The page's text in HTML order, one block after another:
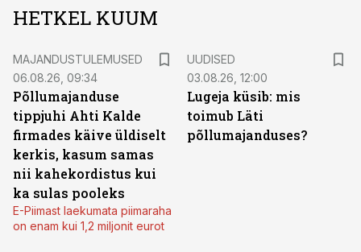
HETKEL KUUM
MAJANDUSTULEMUSED
06.08.26, 09:34
Põllumajanduse
tippjuhi Ahti Kalde
firmades käive üldiselt
kerkis, kasum samas
nii kahekordistus kui
ka sulas pooleks
E-Piimast laekumata piimaraha
on enam kui 1,2 miljonit eurot
UUDISED
03.08.26, 12:00
Lugeja küsib: mis
toimub Läti
põllumajanduses?